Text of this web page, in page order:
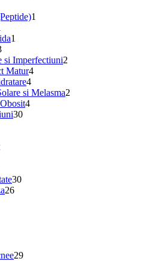
1
produs
1
3
produse
si Imperfectiuni2
Matur44
44
produse
si Melasma2
44
3030
3030
2626
2929